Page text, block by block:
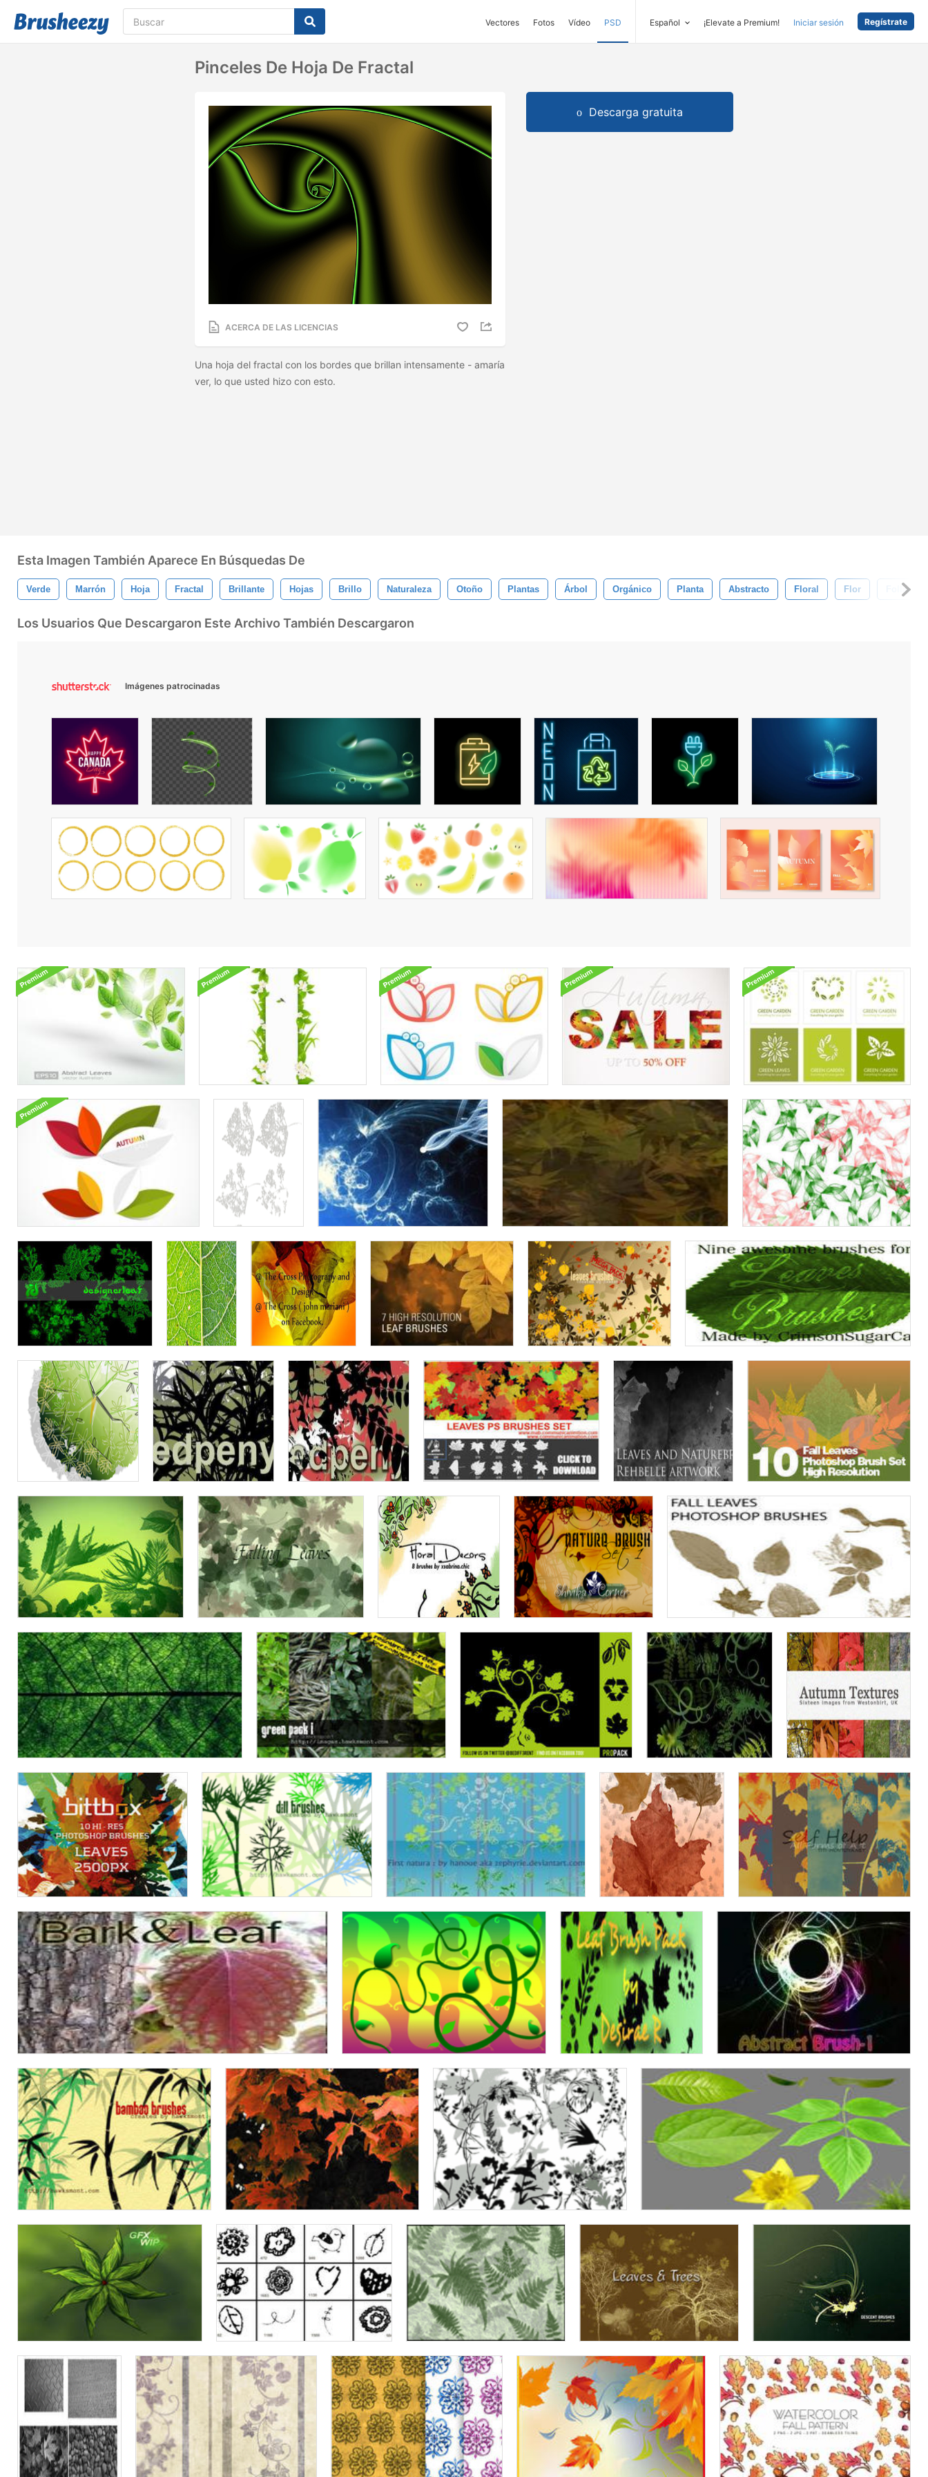
Vectores Fotos Vídeo PSD Español ¡Elevate a Premium! Iniciar sesión Regístrate
Pinceles De Hoja De Fractal
ACERCA DE LAS LICENCIAS
Una hoja del fractal con los bordes que brillan intensamente - amaría
ver, lo que usted hizo con esto.
Descarga gratuita
Esta Imagen También Aparece En Búsquedas De
Verde Marrón Hoja Fractal Brillante Hojas Brillo Naturaleza Otoño Plantas Árbol Orgánico Planta Abstracto Floral Flor Follaje
Los Usuarios Que Descargaron Este Archivo También Descargaron
Imágenes patrocinadas